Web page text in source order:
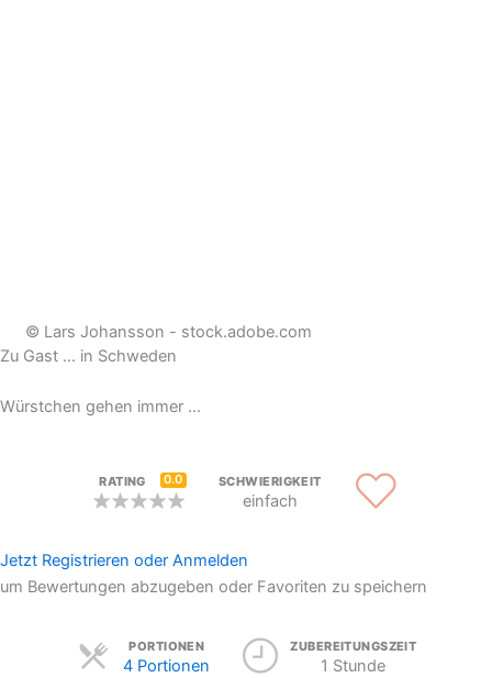
© Lars Johansson - stock.adobe.com
Zu Gast … in Schweden
Würstchen gehen immer ...
RATING 0.0 SCHWIERIGKEIT
einfach
Jetzt Registrieren oder Anmelden
um Bewertungen abzugeben oder Favoriten zu speichern
PORTIONEN
4 Portionen
Servings ZUBEREITUNGSZEIT
1 Stunde